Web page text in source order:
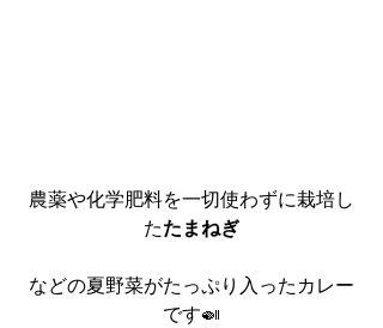
農薬や化学肥料を一切使わずに栽培し
たたまねぎ
などの夏野菜がたっぷり入ったカレー
です🍛